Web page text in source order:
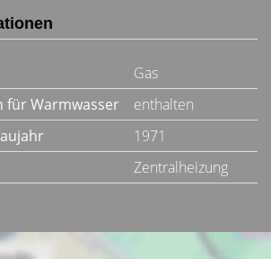
Gas
für Warmwasser
enthalten
1971
Zentralheizung